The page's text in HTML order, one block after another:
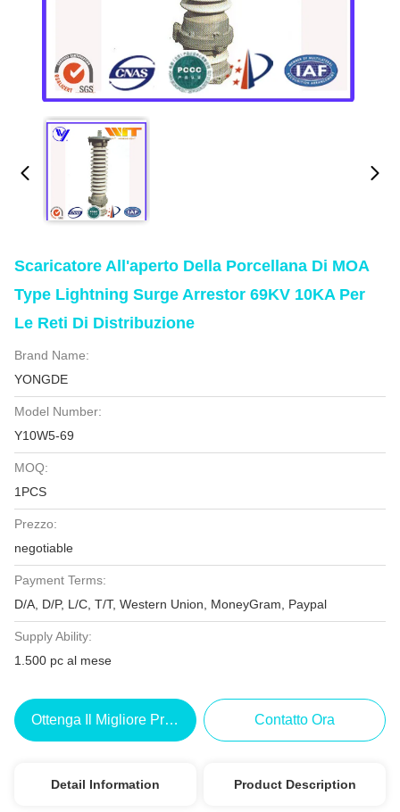
Scaricatore All'aperto Della Porcellana Di MOA
Type Lightning Surge Arrestor 69KV 10KA Per
Le Reti Di Distribuzione
Brand Name:
YONGDE
Model Number:
Y10W5-69
MOQ:
1PCS
Prezzo:
negotiable
Payment Terms:
D/A, D/P, L/C, T/T, Western Union, MoneyGram, Paypal
Supply Ability:
1.500 pc al mese
Ottenga Il Migliore Prezzo Contatto Ora
Detail Information Product Description